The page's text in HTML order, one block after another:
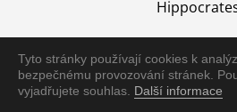
Tyto stránky používají cookies k
bezpečnému provozování stránek.
vyjadřujete souhlas. Další informace
Nemoc je vyléčena jen pomocí